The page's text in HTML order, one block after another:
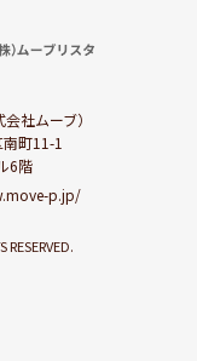
社ムーブ）
町11-1
6階
p.jp/